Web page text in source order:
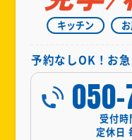
キッチン
予約なしOK！お
受付時
定休日